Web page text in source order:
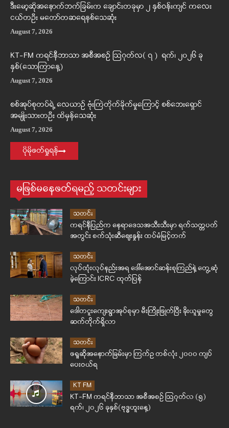
ဒီးမော့ဆိုအနောက်ဘက်ခြမ်းက ချောင်းတခုမှာ ၂ နှစ်ဝန်းကျင် ကလေး
ငယ်တဦး မတော်တဆရေနစ်သေဆုံး
August 7, 2026
KT-FM ကရင်နီဘာသာ အစီအစဉ် ဩဂုတ်လ( ၇ ) ရက်၊ ၂၀၂၆ ခု
နှစ်(သောကြာနေ့)
August 7, 2026
စစ်အုပ်စုတပ်ရဲ့ လေယာဉ် ဗုံးကြဲတိုက်ခိုက်မှုကြောင့် စစ်ဘေးရှောင်
အမျိုးသားတဦး ထိမှန်သေဆုံး
August 7, 2026
ပိုမိုဖတ်ရှုရန်
မဖြစ်မနေဖတ်ရမည့် သတင်းများ
သတင်း
ကရင်နီပြည်က နေရာဒေသအသီးသီးမှာ ရက်သတ္တပတ်
အတွင်း စက်သုံးဆီဈေးနှုန်း ထပ်မံမြင့်တက်
သတင်း
လုပ်ထုံးလုပ်နည်းအရ ဒေါ်အောင်ဆန်းစုကြည်နဲ့ တွေ့ဆုံ
ခဲ့ကြောင်း ICRC ထုတ်ပြန်
သတင်း
ဒေါတငူးကျေးရွာအုပ်စုမှာ မီးကြိုးဖြုတ်ပြီး ခိုးယူမှုတွေ
ဆက်တိုက်ရှိလာ
သတင်း
ဖရူဆိုအနောက်ခြမ်းမှာ ကြက်ဥ တစ်လုံး ၂၀၀၀ ကျပ်
ပေးဝယ်ရ
KT FM
KT-FM ကရင်နီဘာသာ အစီအစဉ် ဩဂုတ်လ (၅)
ရက်၊ ၂၀၂၆ ခုနှစ်(ဗုဒ္ဓဟူးနေ့)